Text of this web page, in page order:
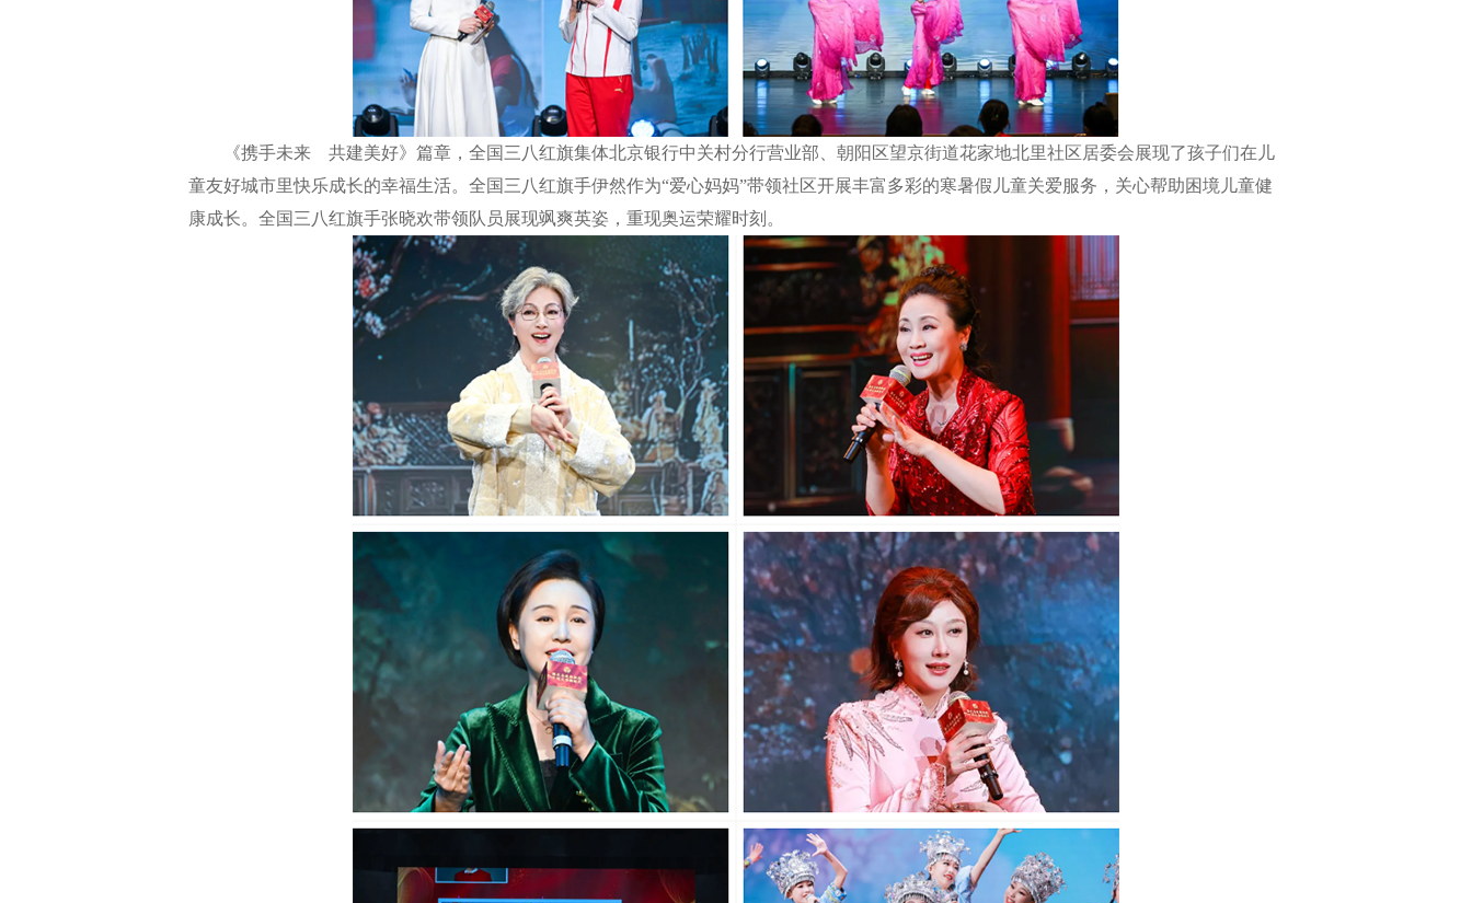
《携手未来 共建美好》篇章，全国三八红旗集体北京银行中关村分行营业部、朝阳区望京街道花家地北里社区居委会展现了孩子们在儿
童友好城市里快乐成长的幸福生活。全国三八红旗手伊然作为“爱心妈妈”带领社区开展丰富多彩的寒暑假儿童关爱服务，关心帮助困境儿童健
康成长。全国三八红旗手张晓欢带领队员展现飒爽英姿，重现奥运荣耀时刻。